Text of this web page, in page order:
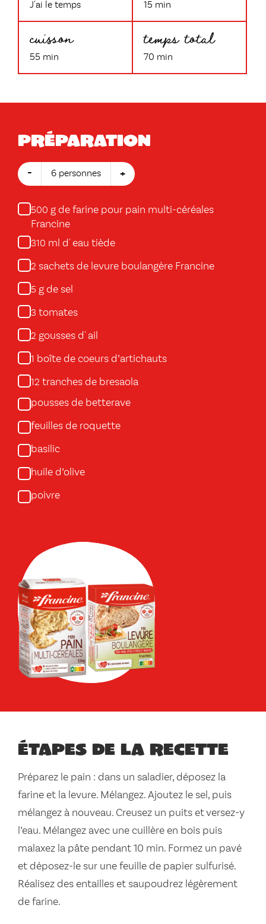
J'ai le temps 15 min
cuisson
55 min
temps total
70 min
Préparation
- 6 personnes +
500 g de farine pour pain multi-céréales
Francine
310 ml d' eau tiède
2 sachets de levure boulangère Francine
5 g de sel
3 tomates
2 gousses d' ail
1 boîte de coeurs d’artichauts
12 tranches de bresaola
pousses de betterave
feuilles de roquette
basilic
huile d’olive
poivre
Étapes de la recette
Préparez le pain : dans un saladier, déposez la
farine et la levure. Mélangez. Ajoutez le sel, puis
mélangez à nouveau. Creusez un puits et versez-y
l’eau. Mélangez avec une cuillère en bois puis
malaxez la pâte pendant 10 min. Formez un pavé
et déposez-le sur une feuille de papier sulfurisé.
Réalisez des entailles et saupoudrez légèrement
de farine.